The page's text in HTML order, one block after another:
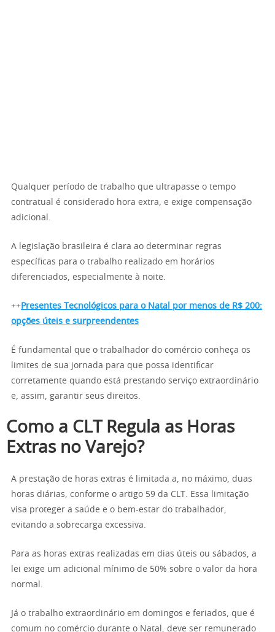
Qualquer período de trabalho que ultrapasse o tempo
contratual é considerado hora extra, e exige compensação
adicional.
A legislação brasileira é clara ao determinar regras
específicas para o trabalho realizado em horários
diferenciados, especialmente à noite.
++ Presentes Tecnológicos para o Natal por menos de R$ 200:
opções úteis e surpreendentes
É fundamental que o trabalhador do comércio conheça os
limites de sua jornada para que possa identificar
corretamente quando está prestando serviço extraordinário
e, assim, garantir seus direitos.
Como a CLT Regula as Horas
Extras no Varejo?
A prestação de horas extras é limitada a, no máximo, duas
horas diárias, conforme o artigo 59 da CLT. Essa limitação
visa proteger a saúde e o bem-estar do trabalhador,
evitando a sobrecarga excessiva.
Para as horas extras realizadas em dias úteis ou sábados, a
lei exige um adicional mínimo de 50% sobre o valor da hora
normal.
Já o trabalho extraordinário em domingos e feriados, que é
comum no comércio durante o Natal, deve ser remunerado